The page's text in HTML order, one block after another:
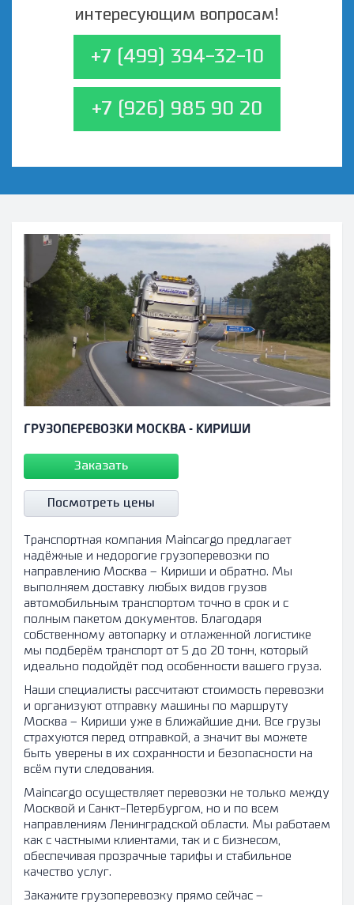
интересующим вопросам!
+7 (499) 394-32-10
+7 (926) 985 90 20
ГРУЗОПЕРЕВОЗКИ МОСКВА - КИРИШИ
Заказать
Посмотреть цены
Транспортная компания Maincargo предлагает
надёжные и недорогие грузоперевозки по
направлению Москва – Кириши и обратно. Мы
выполняем доставку любых видов грузов
автомобильным транспортом точно в срок и с
полным пакетом документов. Благодаря
собственному автопарку и отлаженной логистике
мы подберём транспорт от 5 до 20 тонн, который
идеально подойдёт под особенности вашего груза.
Наши специалисты рассчитают стоимость перевозки
и организуют отправку машины по маршруту
Москва – Кириши уже в ближайшие дни. Все грузы
страхуются перед отправкой, а значит вы можете
быть уверены в их сохранности и безопасности на
всём пути следования.
Maincargo осуществляет перевозки не только между
Москвой и Санкт-Петербургом, но и по всем
направлениям Ленинградской области. Мы работаем
как с частными клиентами, так и с бизнесом,
обеспечивая прозрачные тарифы и стабильное
качество услуг.
Закажите грузоперевозку прямо сейчас –